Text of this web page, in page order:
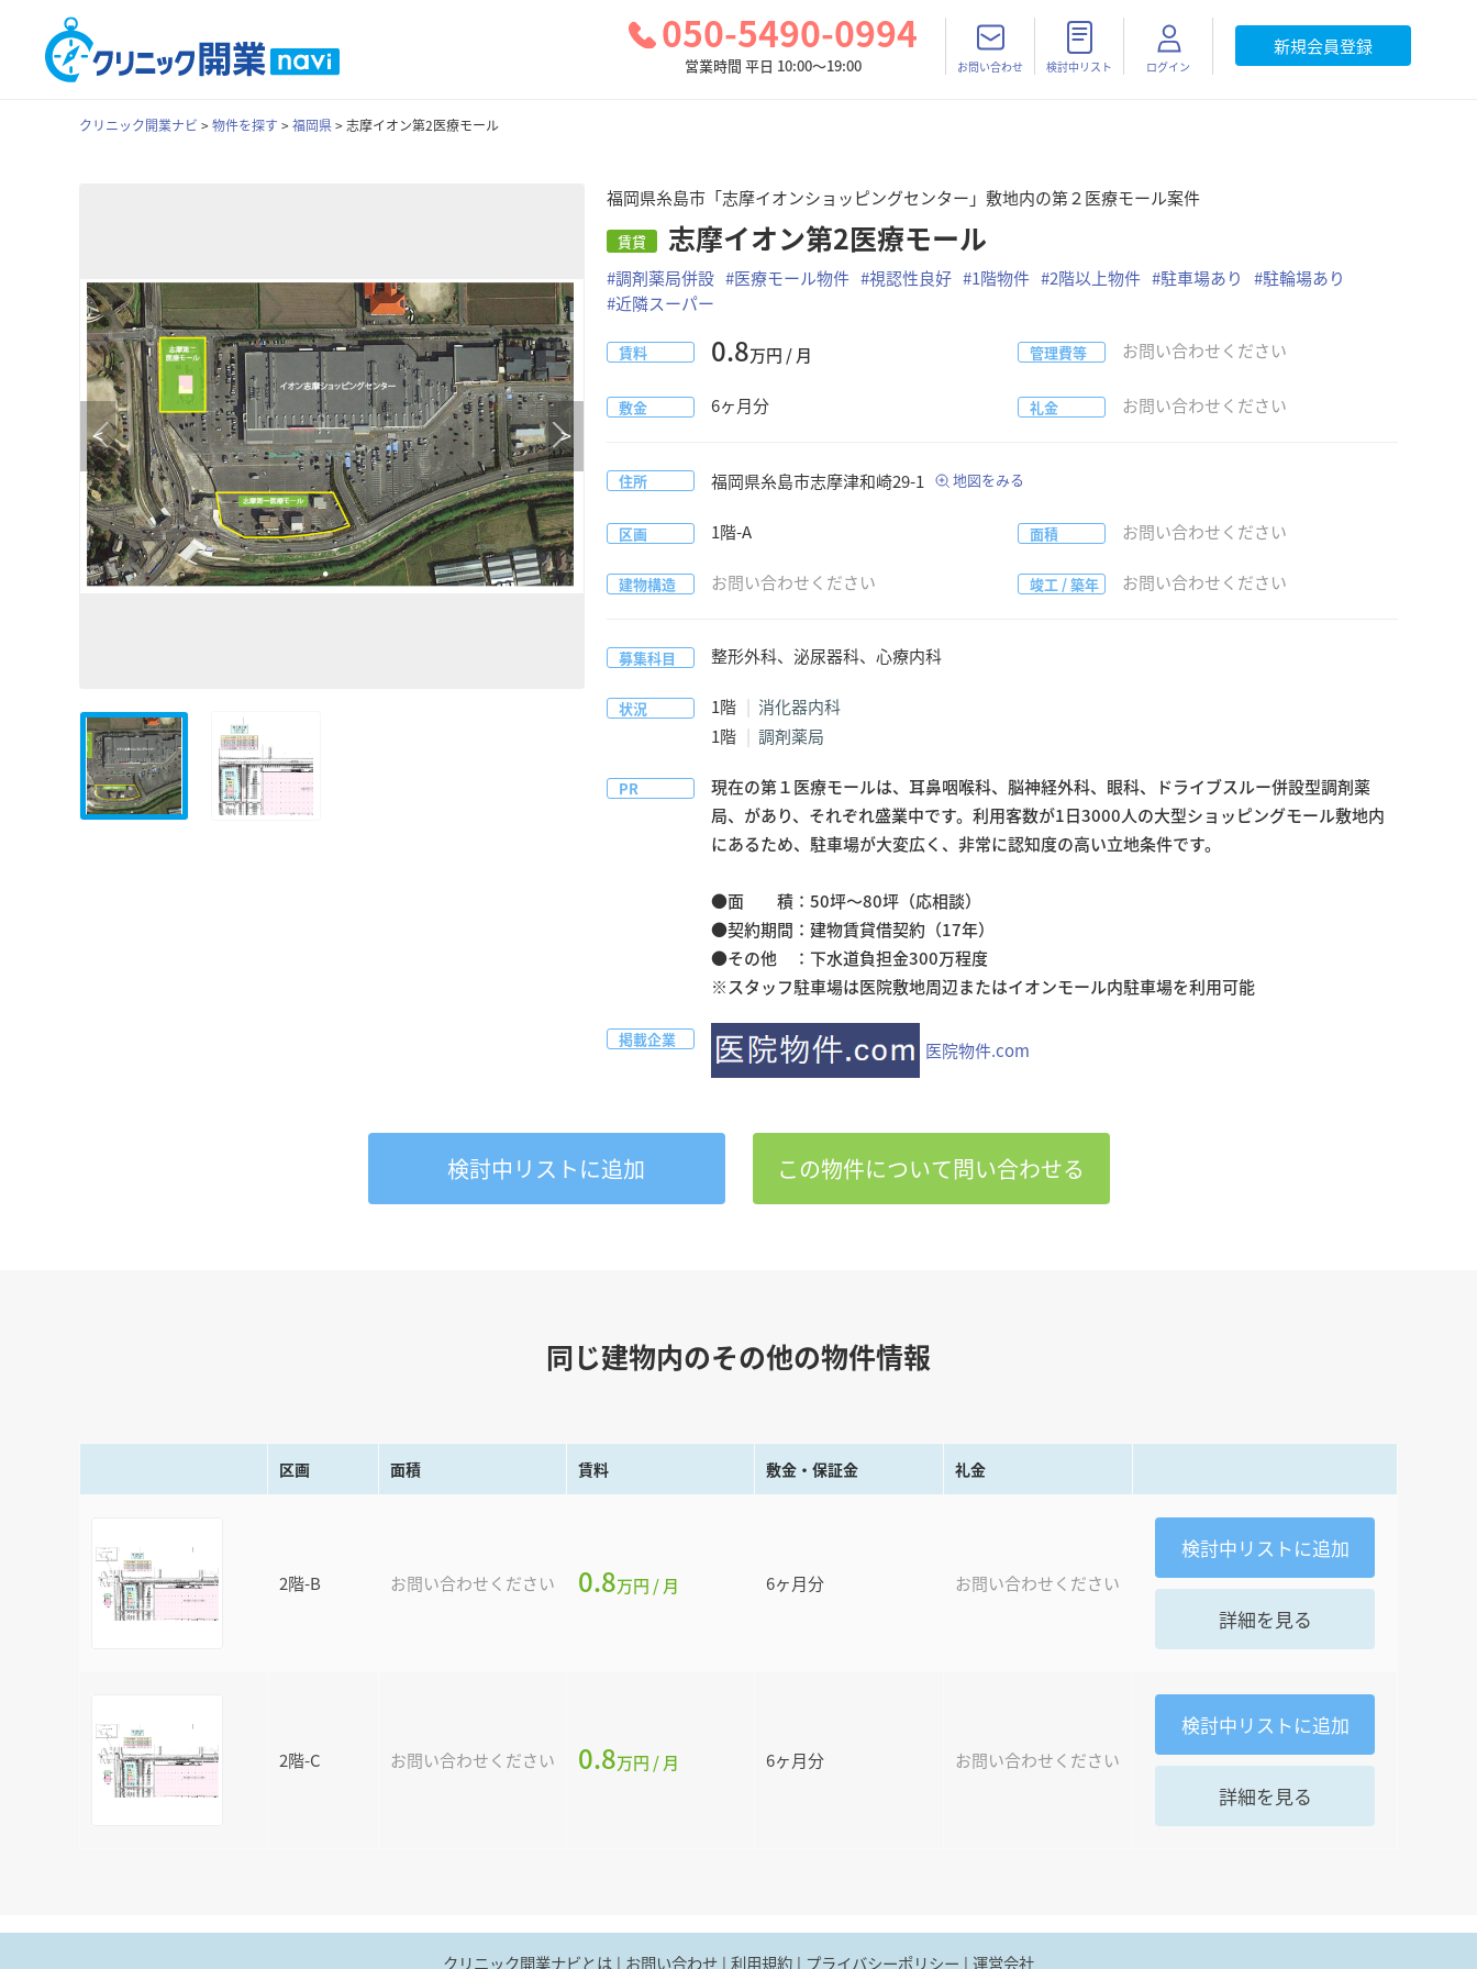
050-5490-0994
営業時間 平日 10:00～19:00 お問い合わせ 検討中リスト ログイン
新規会員登録
クリニック開業ナビ >物件を探す >福岡県>志摩イオン第2医療モール
< >
福岡県糸島市「志摩イオンショッピングセンター」敷地内の第２医療モール案件
賃貸 志摩イオン第2医療モール
#調剤薬局併設 #医療モール物件 #視認性良好 #1階物件 #2階以上物件 #駐車場あり #駐輪場あり
#近隣スーパー
賃料 0.8万円 / 月 管理費等 お問い合わせください
敷金 6ヶ月分 礼金 お問い合わせください
住所 福岡県糸島市志摩津和崎29-1 地図をみる
区画 1階-A 面積 お問い合わせください
建物構造 お問い合わせください 竣工 / 築年 お問い合わせください
募集科目 整形外科、泌尿器科、心療内科
状況 1階
消化器内科
1階
調剤薬局
PR
現在の第１医療モールは、耳鼻咽喉科、脳神経外科、眼科、ドライブスルー併設型調剤薬
局、があり、それぞれ盛業中です。利用客数が1日3000人の大型ショッピングモール敷地内
にあるため、駐車場が大変広く、非常に認知度の高い立地条件です。
●面　　積：50坪～80坪（応相談）
●契約期間：建物賃貸借契約（17年）
●その他　：下水道負担金300万程度
掲載企業 医院物件.com
検討中 リストに追加 この物件について問い合わせる
同じ建物内のその他の物件情報
区画 面積 賃料 敷金・保証金 礼金
2階-B お問い合わせください 0.8万円 / 月 6ヶ月分 お問い合わせください
検討中リストに追加
詳細を見る
2階-C お問い合わせください 0.8万円 / 月 6ヶ月分 お問い合わせください
検討中リストに追加
詳細を見る
クリニック開業ナビとは お問い合わせ 利用規約 プライバシーポリシー 運営会社